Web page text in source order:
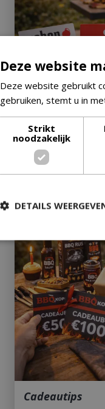
Merken
Cadeautips
Deze website
Deze website gebruikt
gebruiken, stemt u in
Strikt
noodzakelijk
DETAILS
Strikt
Strikt noodzakelijke cookies
accountbeheer. De website
Naam
__cf_bm